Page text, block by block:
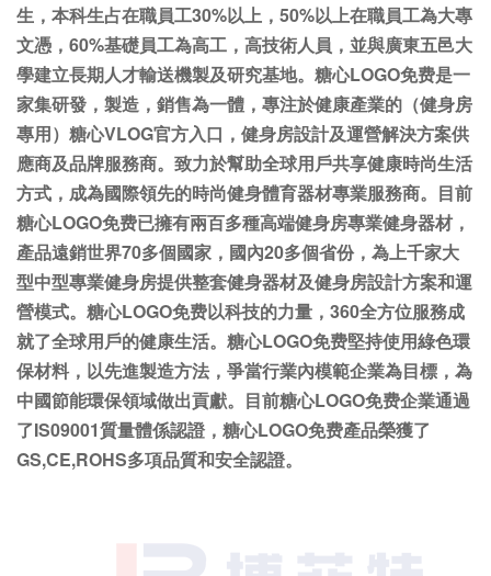
生，本科生占在職員工30%以上，50%以上在職員工為大專
文憑，60%基礎員工為高工，高技術人員，並與廣東五邑大
學建立長期人才輸送機製及研究基地。糖心LOGO免费是一
家集研發，製造，銷售為一體，專注於健康產業的（健身房
專用）糖心VLOG官方入口，健身房設計及運營解決方案供
應商及品牌服務商。致力於幫助全球用戶共享健康時尚生活
方式，成為國際領先的時尚健身體育器材專業服務商。目前
糖心LOGO免费已擁有兩百多種高端健身房專業健身器材，
產品遠銷世界70多個國家，國內20多個省份， 為上千家大
型中型專業健身房提供整套健身器材及健身房設計方案和運
營模式。糖心LOGO免费以科技的力量，360全方位服務成
就了全球用戶的健康生活。糖心LOGO免费堅持使用綠色環
保材料，以先進製造方法，爭當行業內模範企業為目標，為
中國節能環保領域做出貢獻。目前糖心LOGO免费企業通過
了IS09001質量體係認證，糖心LOGO免费產品榮獲了
GS,CE,ROHS多項品質和安全認證。